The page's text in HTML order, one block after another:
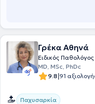
εργασία και δίπλωμα
Γρέκα Αθηνά
Ειδικός
MD, MSc, PhDc
9.8|91
Παχυσαρκία